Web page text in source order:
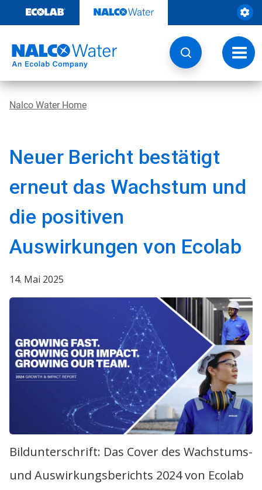
Inhalt
Nalco Water Home
Neuer Bericht bestätigt
erneut das Wachstum und
die positiven
Auswirkungen von Ecolab
14. Mai 2025
Bildunterschrift: Das Cover des Wachstums-
und Auswirkungsberichts 2024 von Ecolab